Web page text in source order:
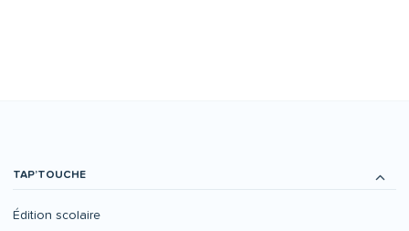
TAP’TOUCHE
Édition scolaire